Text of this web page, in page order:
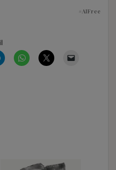
#AIFree